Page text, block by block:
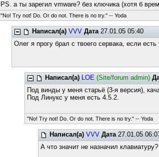
PS. а ты зарегил vmware? без ключика (хотя б
"No! Try not! Do. Or do not. There is no try." -- Yoda
Написал(а) VVV Дата27.01.05 05:40
Олег я прогу брал с твоего сервака, если
Написал(а) LOE (Site/forum admin)
Под винды у меня старьё (3-я версия),
Под Линукс у меня есть 4.5.2.
"No! Try not! Do. Or do not. There is no try." -- Yoda
Написал(а) VVV Дата27.01.05
А что значит не назначил клавиатуру?